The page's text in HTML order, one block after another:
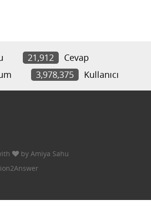
21,912
Cevap
3,978,375 Kullanıcı
by Amiya Sahu